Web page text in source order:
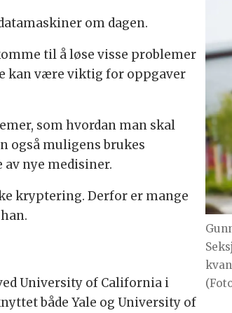
om dagen.
til å løse visse problemer
kan være viktig for oppgaver
som hvordan man skal
også muligens brukes
nye medisiner.
kryptering. Derfor er mange
University of California i
både Yale og University of